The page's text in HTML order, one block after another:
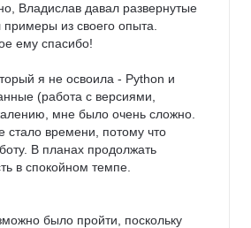
Владислав давал развернутые
из своего опыта.
ему спасибо!
я не освоила - Python и
(работа с версиями,
мне было очень сложно.
стало времени, потому что
В планах продолжать
в спокойном темпе.
было пройти, поскольку